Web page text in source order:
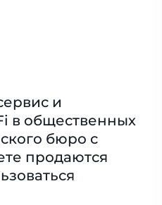
и
в общественных
бюро с
продаются